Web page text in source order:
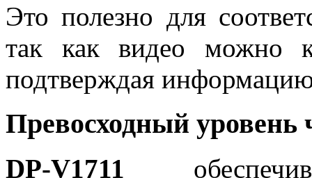
Это полезно для
так как видео можно
подтверждая
Превосходный уровень
DP-V1711